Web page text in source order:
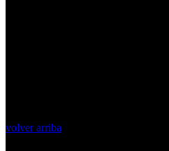
volver arriba